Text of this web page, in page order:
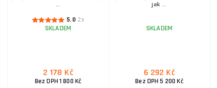
...
5.0 2x
SKLADEM
2 178 Kč
Bez DPH 1 800 Kč
jak ...
SKLADEM
6 292 Kč
Bez DPH 5 200 Kč